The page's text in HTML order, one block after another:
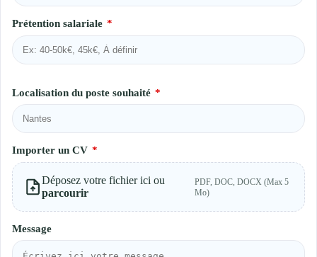
Prétention salariale *
Localisation du poste souhaité *
Importer un CV *
Déposez votre fichier ici ou
parcourir
PDF, DOC, DOCX (Max 5
Mo)
Message